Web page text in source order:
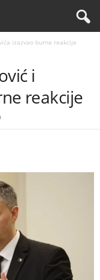
izazvao burne reakcije
i
reakcije